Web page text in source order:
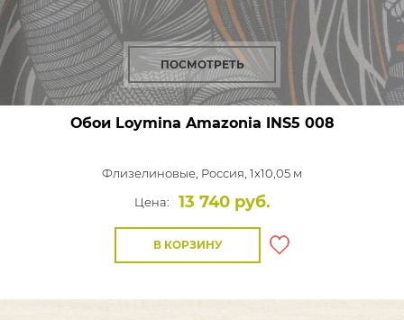
ПОСМОТРЕТЬ
Обои Loymina Amazonia INS5 008
Флизелиновые, Россия, 1x10,05 м
Цена:
13 740 руб.
В КОРЗИНУ